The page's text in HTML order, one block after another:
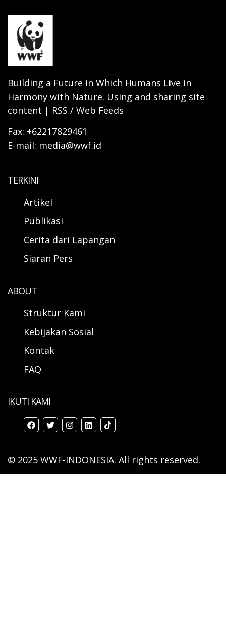
Building a Future in Which Humans Live in
Harmony with Nature. Using and sharing site
content | RSS / Web Feeds
Fax: +62217829461
E-mail: media@wwf.id
TERKINI
Artikel
Publikasi
Cerita dari Lapangan
Siaran Pers
ABOUT
Struktur Kami
Kebijakan Sosial
Kontak
FAQ
IKUTI KAMI
© 2025 WWF-INDONESIA. All rights reserved.